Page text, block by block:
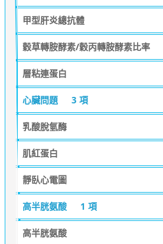
甲型肝炎總抗體
穀草轉胺酵素/穀丙轉胺酵素比率
層粘連蛋白
心臟問題 3 項
乳酸脫氫酶
肌紅蛋白
靜臥心電圖
高半胱氨酸 1 項
高半胱氨酸